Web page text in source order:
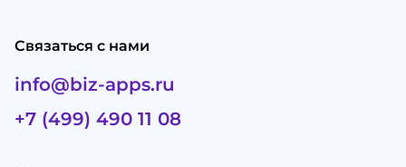
Связаться с нами
info@biz-apps.ru
+7 (499) 490 11 08